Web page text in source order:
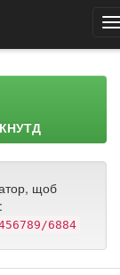
КНУТД
щоб
6884